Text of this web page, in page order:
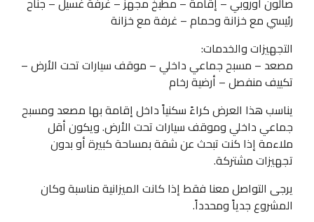
رئيسي مع خزانة وحمام – غرفة مع خزانة
التجهيزات والخدمات:
مصعد – مسبح جماعي داخلي – موقف سيارات تحت الأرض –
تكييف منفصل – أرضية رخام
يناسب هذا العرض كراءً سكنياً داخل إقامة بها مصعد ومسبح
جماعي داخلي وموقف سيارات تحت الأرض. ويكون أقل
ملاءمة إذا كنت تبحث عن شقة بمساحة كبيرة أو بدون
تجهيزات مشتركة.
يرجى التواصل معنا فقط إذا كانت الميزانية مناسبة وكان
المشروع جدياً ومحدداً.